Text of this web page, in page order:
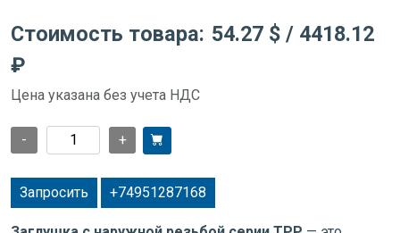
Стоимость товара: 54.27 $ / 4418.12
₽
Цена указана без учета НДС
- +
Запросить +74951287168